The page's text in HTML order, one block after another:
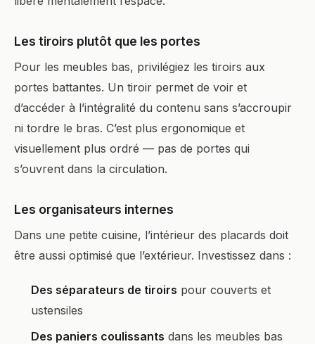
Les tiroirs plutôt que les portes
Pour les meubles bas, privilégiez les tiroirs aux
portes battantes. Un tiroir permet de voir et
d’accéder à l’intégralité du contenu sans s’accroupir
ni tordre le bras. C’est plus ergonomique et
visuellement plus ordré — pas de portes qui
s’ouvrent dans la circulation.
Les organisateurs internes
Dans une petite cuisine, l’intérieur des placards doit
être aussi optimisé que l’extérieur. Investissez dans :
Des séparateurs de tiroirs pour couverts et
ustensiles
Des paniers coulissants dans les meubles bas